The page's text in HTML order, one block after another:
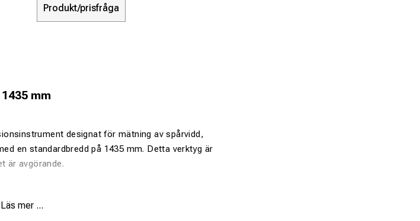
Produkt/prisfråga
mm
designat för mätning av spårvidd,
en standardbredd på 1435 mm. Detta verktyg är
är avgörande.
Läs mer ...